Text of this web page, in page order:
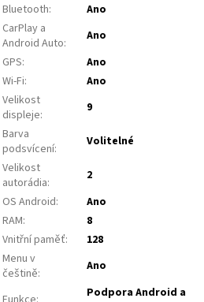
Bluetooth:
Ano
CarPlay a
Android Auto:
Ano
GPS:
Ano
Wi-Fi:
Ano
Velikost
displeje:
9
Barva
podsvícení:
Volitelné
Velikost
autorádia:
2
OS Android:
Ano
RAM:
8
Vnitřní paměť:
128
Menu v
češtině: Ano
Podpora Android a